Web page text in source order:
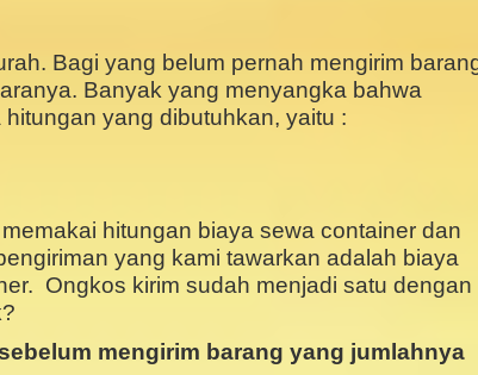
Bagi yang belum pernah mengirim
Banyak yang menyangka bahwa
yang dibutuhkan, yaitu :
hitungan biaya sewa container dan
yang kami tawarkan adalah biaya
Ongkos kirim sudah menjadi satu dengan
mengirim barang yang jumlahnya